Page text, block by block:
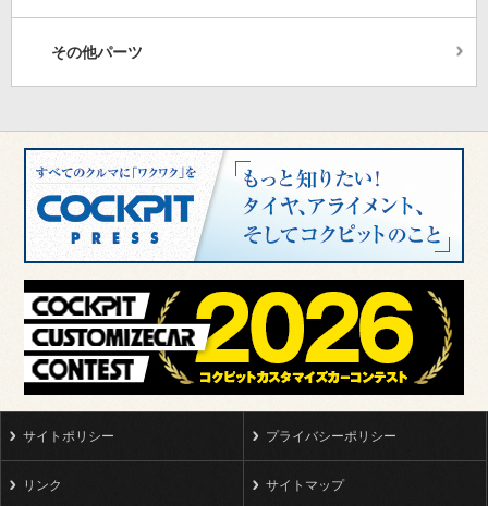
その他パーツ
サイトポリシー プライバシーポリシー
リンク サイトマップ